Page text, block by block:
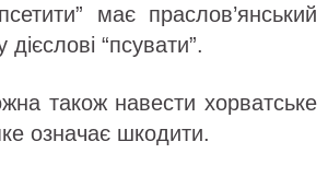
має праслов’янський
дієслові “псувати”.
також навести хорватське
означає шкодити.